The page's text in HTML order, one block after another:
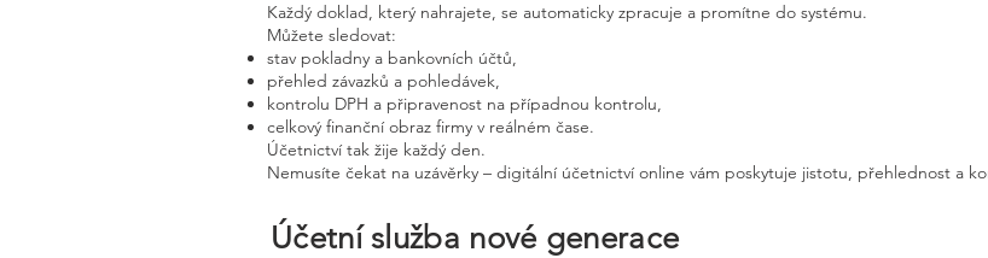
Každý doklad, který nahrajete, se automaticky zpracuje a promítne do systému.
Můžete sledovat:
stav pokladny a bankovních účtů,
přehled závazků a pohledávek,
kontrolu DPH a připravenost na případnou kontrolu,
celkový finanční obraz firmy v reálném čase.
Účetnictví tak žije každý den.
Nemusíte čekat na uzávěrky – digitální účetnictví online vám poskytuje jistotu, přehlednost a
Účetní služba nové generace